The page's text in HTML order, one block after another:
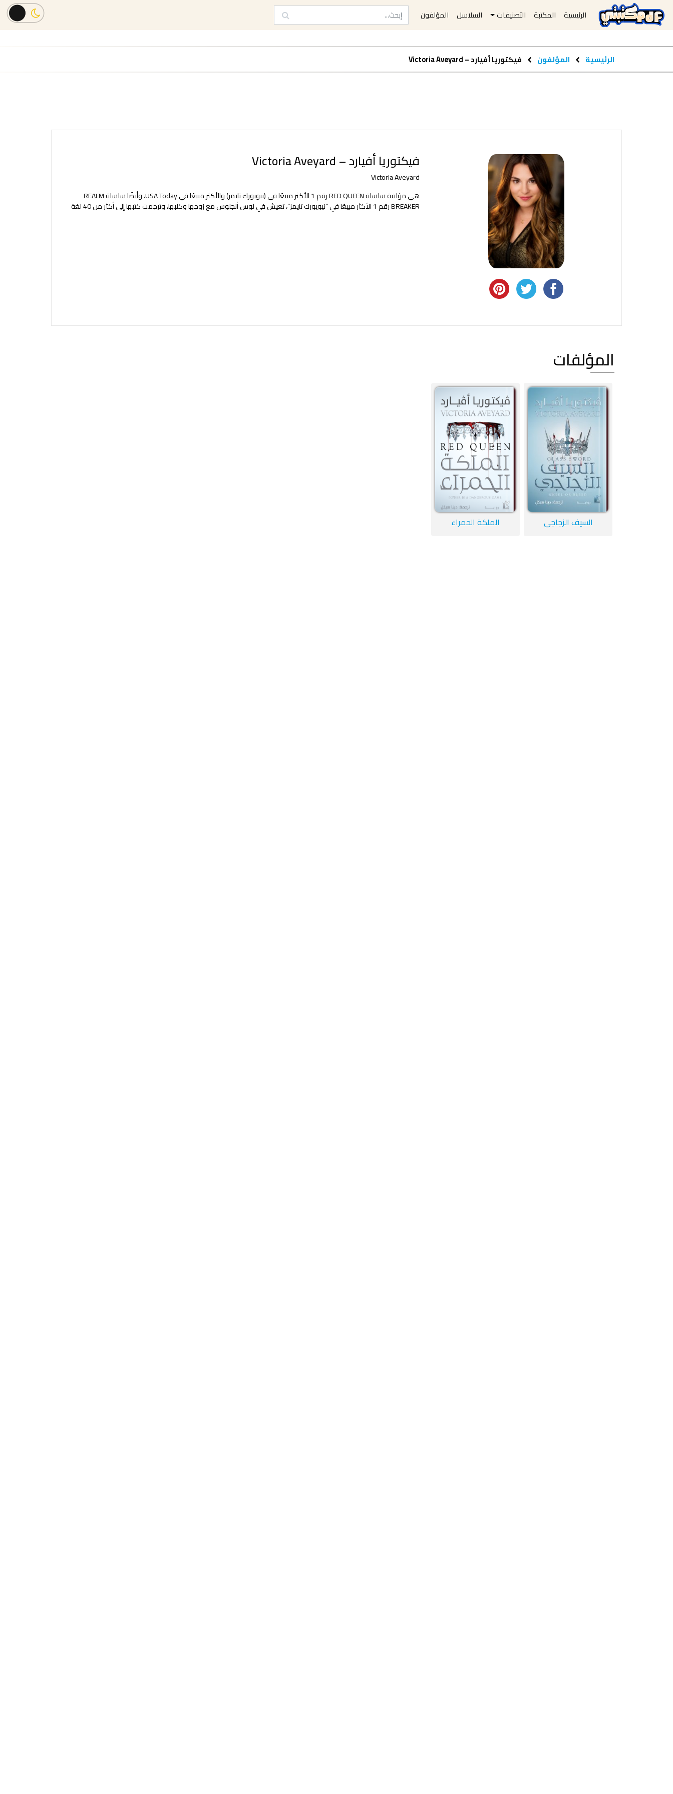
الرئيسية المكتبة التصنيفات السلاسل المؤلفون
الرئيسية المؤلفون فيكتوريا أفيارد – Victoria Aveyard
فيكتوريا أفيارد – Victoria Aveyard
Victoria Aveyard
هي مؤلفة سلسلة RED QUEEN رقم 1 الأكثر مبيعًا في (نيويورك تايمز) والأكثر مبيعًا في USA Today، وأيضًا سلسلة REALM
BREAKER رقم 1 الأكثر مبيعًا في “نيويورك تايمز”، تعيش في لوس أنجلوس مع زوجها وكلبها، وترجمت كتبها إلى أكثر من 40 لغة
المؤلفات
السيف الزجاجي الملكة الحمراء